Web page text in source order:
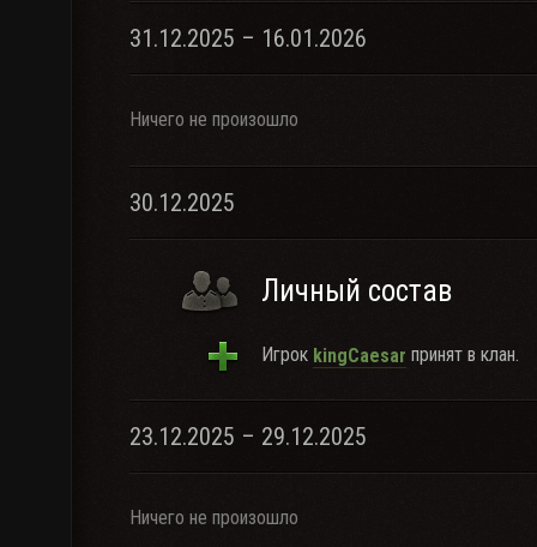
31.12.2025 – 16.01.2026
Ничего не произошло
30.12.2025
Личный состав
Игрок kingCaesar принят в клан.
23.12.2025 – 29.12.2025
Ничего не произошло